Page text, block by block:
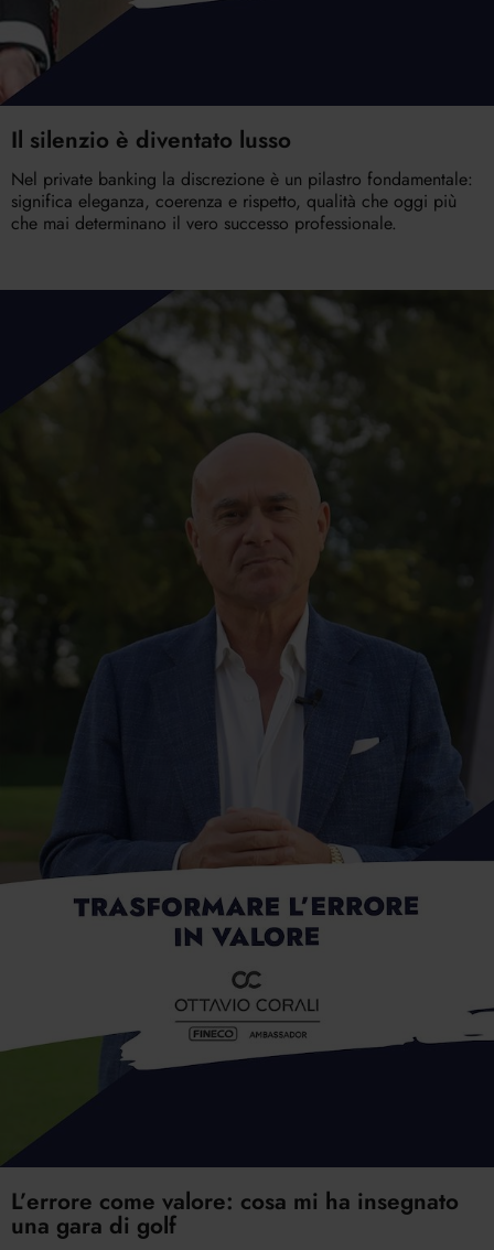
Il silenzio è diventato lusso
Nel private banking la discrezione è un pilastro fondamentale:
significa eleganza, coerenza e rispetto, qualità che oggi più
che mai determinano il vero successo professionale.
L’errore come valore: cosa mi ha insegnato
una gara di golf